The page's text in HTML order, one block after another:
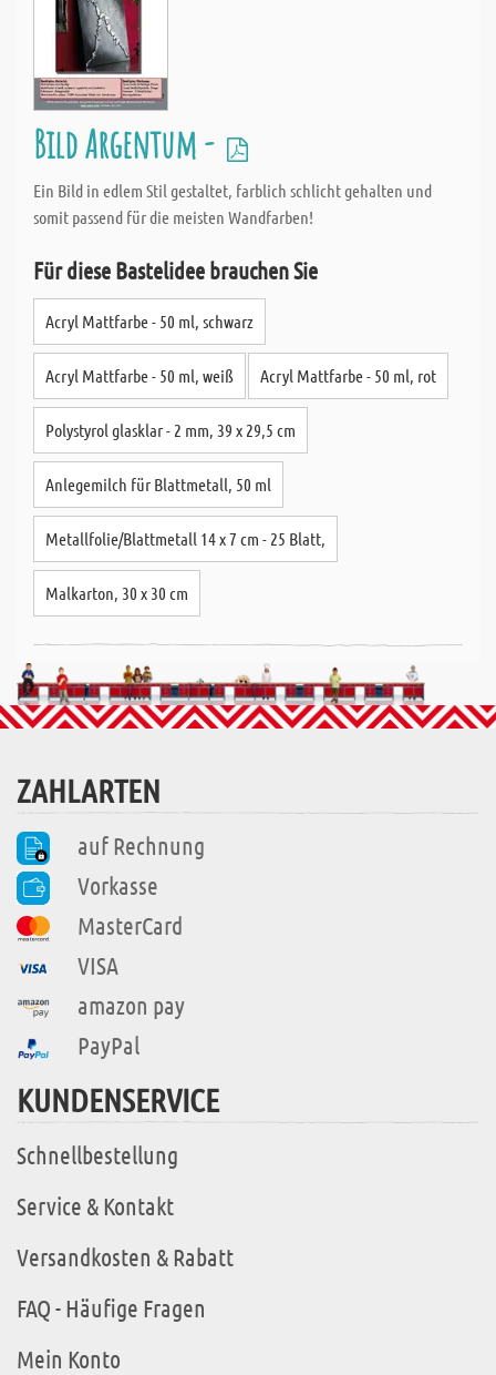
Bild Argentum -
Ein Bild in edlem Stil gestaltet, farblich schlicht gehalten und
somit passend für die meisten Wandfarben!
Für diese Bastelidee brauchen Sie
Acryl Mattfarbe - 50 ml, schwarz
Acryl Mattfarbe - 50 ml, weiß Acryl Mattfarbe - 50 ml, rot
Polystyrol glasklar - 2 mm, 39 x 29,5 cm
Anlegemilch für Blattmetall, 50 ml
Metallfolie/Blattmetall 14 x 7 cm - 25 Blatt,
Malkarton, 30 x 30 cm
ZAHLARTEN
auf Rechnung
Vorkasse
MasterCard
VISA
amazon pay
PayPal
KUNDENSERVICE
Schnellbestellung
Service & Kontakt
Versandkosten & Rabatt
FAQ - Häufige Fragen
Mein Konto